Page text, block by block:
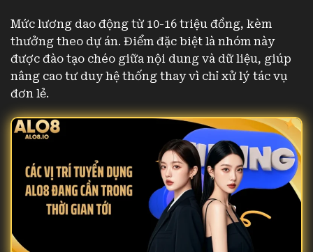
Mức lương dao động từ 10-16 triệu đồng, kèm
thưởng theo dự án. Điểm đặc biệt là nhóm này
được đào tạo chéo giữa nội dung và dữ liệu, giúp
nâng cao tư duy hệ thống thay vì chỉ xử lý tác vụ
đơn lẻ.